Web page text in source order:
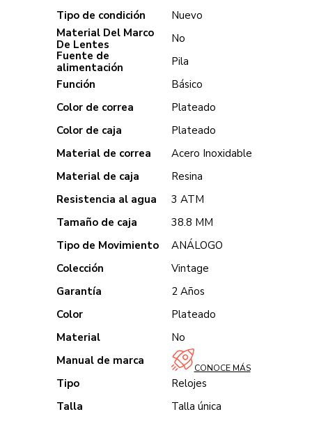
Tipo de condición
Nuevo
Material Del Marco
De Lentes
No
Fuente de
alimentación
Pila
Función
Básico
Color de correa
Plateado
Color de caja
Plateado
Material de correa
Acero Inoxidable
Material de caja
Resina
Resistencia al agua
3 ATM
Tamaño de caja
38.8 MM
Tipo de Movimiento
ANÁLOGO
Colección
Vintage
Garantía
2 Años
Color
Plateado
Material
No
Manual de marca
CONOCE MÁS
Tipo
Relojes
Talla
Talla única